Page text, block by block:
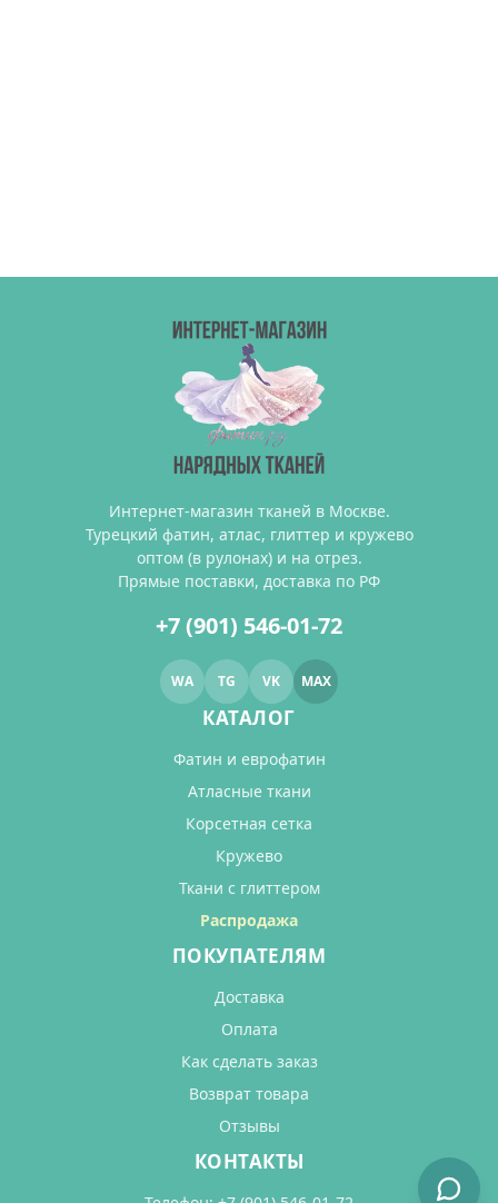
Интернет-магазин тканей в Москве.
Турецкий фатин, атлас, глиттер и кружево
оптом (в рулонах) и на отрез.
Прямые поставки, доставка по РФ
+7 (901) 546-01-72
WA TG VK MAX
КАТАЛОГ
Фатин и еврофатин
Атласные ткани
Корсетная сетка
Кружево
Ткани с глиттером
Распродажа
ПОКУПАТЕЛЯМ
Доставка
Оплата
Как сделать заказ
Возврат товара
Отзывы
КОНТАКТЫ